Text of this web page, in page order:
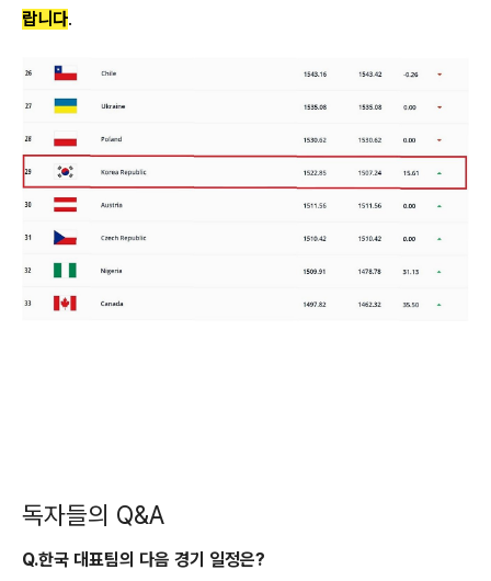
랍니다.
독자들의 Q&A
Q.한국 대표팀의 다음 경기 일정은?